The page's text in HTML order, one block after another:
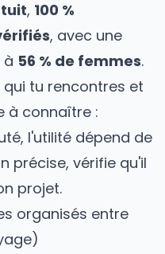
, 100 %
, avec une
à 56 % de femmes.
tu rencontres et
à connaître :
l'utilité dépend de
précise, vérifie qu'il
projet.
organisés entre